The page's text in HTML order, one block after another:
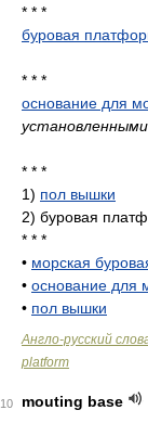
* * *
буровая
* * *
основание для
* * *
1) пол вышки
2) буровая
* * *
• морская
• основание для
• пол вышки
Англо-русский
platform
10
mouting base